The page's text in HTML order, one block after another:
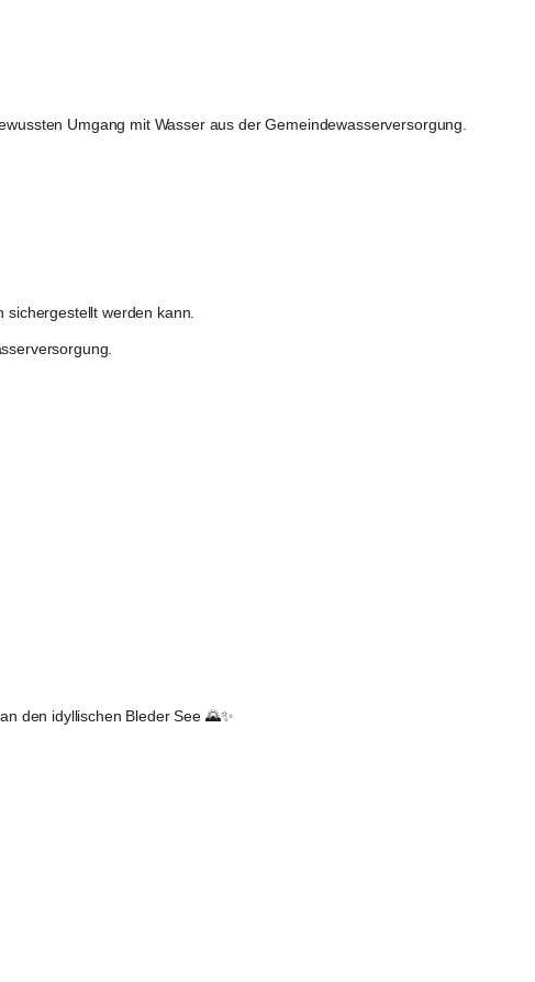
Umgang mit Wasser aus der Gemeindewasserversorgung.
werden kann.
den idyllischen Bleder See 🌄✨